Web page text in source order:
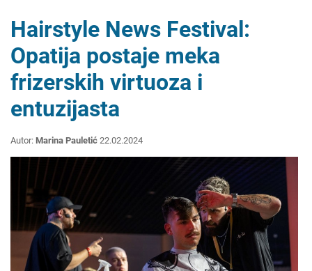
Hairstyle News Festival:
Opatija postaje meka
frizerskih virtuoza i
entuzijasta
Autor: Marina Pauletić 22.02.2024